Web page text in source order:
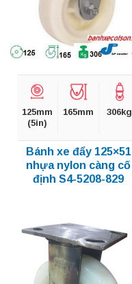
125mm
(5in)
165mm 306kg
Bánh xe đẩy 125×51
nhựa nylon càng cố
định S4-5208-829